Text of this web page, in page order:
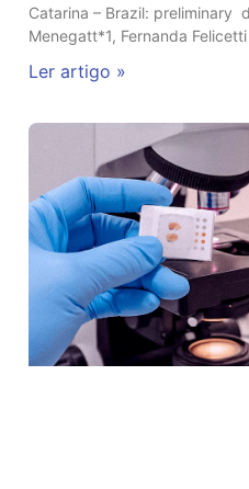
Catarina – Brazil: preliminary
Menegatt*1, Fernanda
Ler artigo »